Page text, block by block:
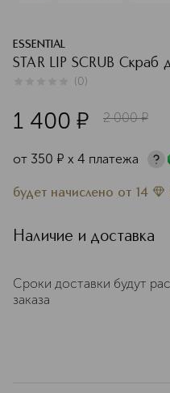
ESSENTIAL
STAR LIP SCRUB Скраб
(0)
1 400 ¤ 2 000 ¤
от 350 ¤ х 4 платежа
будет начислено от 14
Наличие и доставка
Сроки доставки будут
заказа